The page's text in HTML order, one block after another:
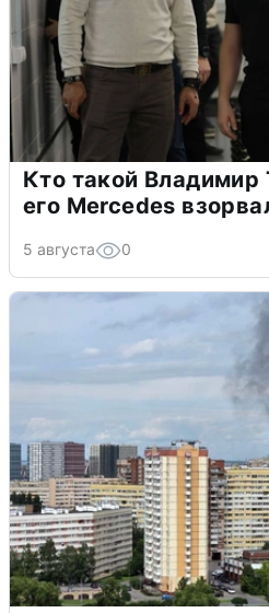
Кто такой Владимир
его Mercedes
5 августа 0